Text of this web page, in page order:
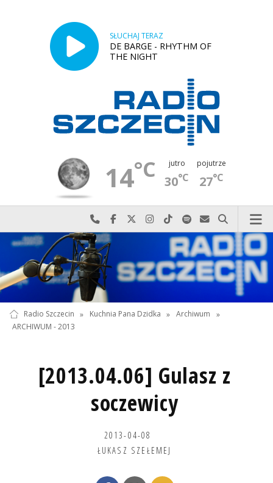
SŁUCHAJ TERAZ
DE BARGE - RHYTHM OF
THE NIGHT
14°C jutro
30°C
pojutrze
27°C
Najlepiej po prostu do nas zadzwoń
Odwiedź nas na Facebook-u
Odwiedź nas na X
Odwiedź nas na Instagram-ie
Odwiedź nas na TikTok-u
Szukaj nas na Spotify
Wyślij do nas
Szukaj
Radio Szczecin » Kuchnia Pana Dzidka » Archiwum
»
ARCHIWUM - 2013
[2013.04.06] Gulasz z
soczewicy
2013-04-08
ŁUKASZ SZEŁEMEJ